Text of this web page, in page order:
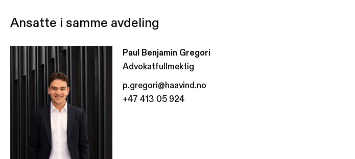
Ansatte i samme avdeling
Paul Benjamin Gregori
Advokatfullmektig
p.gregori@haavind.no
+47 413 05 924